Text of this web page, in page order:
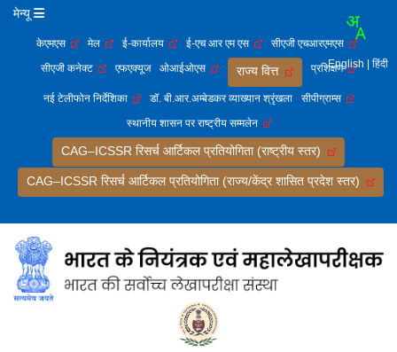
मेन्यू
केएमएस मेल ई-कार्यालय ई-एच आर एम एस
सीएजी एचआरएमएस
सीएजी कनेक्ट
एफएक्यूज ओआईओएस राज्य वित्त प्रशिक्षण
नई टेलीफोन निर्देशिका डॉ. बी.आर.अम्बेडकर व्याख्यान श्रृंखला
सीपीग्राम्स
स्थानीय शासन पर राष्ट्रीय सम्मलेन
CAG–ICSSR रिसर्च आर्टिकल प्रतियोगिता (राष्ट्रीय स्तर)
CAG–ICSSR रिसर्च आर्टिकल प्रतियोगिता (राज्य/केंद्र शासित प्रदेश स्तर)
English | हिंदी